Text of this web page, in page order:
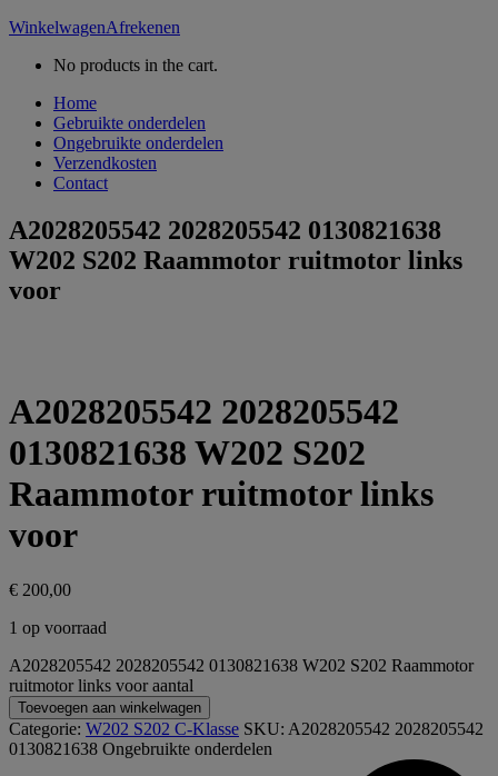
WinkelwagenAfrekenen
No products in the cart.
Home
Gebruikte onderdelen
Ongebruikte onderdelen
Verzendkosten
Contact
A2028205542 2028205542 0130821638
W202 S202 Raammotor ruitmotor links
voor
A2028205542 2028205542
0130821638 W202 S202
Raammotor ruitmotor links
voor
€ 200,00
1 op voorraad
A2028205542 2028205542 0130821638 W202 S202 Raammotor
ruitmotor links voor aantal
Toevoegen aan winkelwagen
Categorie: W202 S202 C-Klasse SKU: A2028205542 2028205542
0130821638 Ongebruikte onderdelen